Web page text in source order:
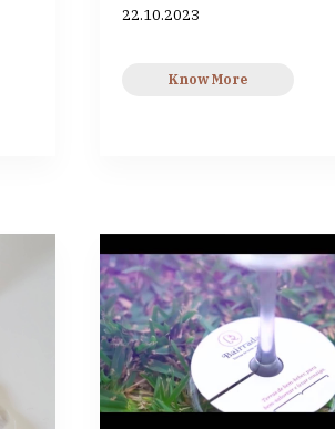
22.10.2023
Know More